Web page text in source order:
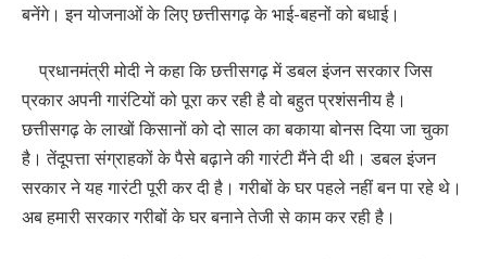
बनेंगे। इन योजनाओं के लिए छत्तीसगढ़ के भाई-बहनों को बधाई।
प्रधानमंत्री मोदी ने कहा कि छत्तीसगढ़ में डबल इंजन सरकार जिस
प्रकार अपनी गारंटियों को पूरा कर रही है वो बहुत प्रशंसनीय है।
छत्तीसगढ़ के लाखों किसानों को दो साल का बकाया बोनस दिया जा चुका
है। तेंदूपत्ता संग्राहकों के पैसे बढ़ाने की गारंटी मैंने दी थी। डबल इंजन
सरकार ने यह गारंटी पूरी कर दी है। गरीबों के घर पहले नहीं बन पा रहे थे।
अब हमारी सरकार गरीबों के घर बनाने तेजी से काम कर रही है।